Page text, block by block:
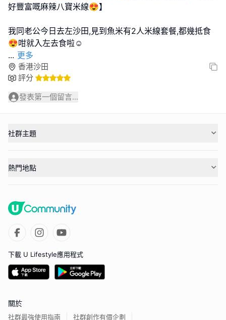
好豐富嘅麻辣八寶米線😍】
我同老公今日去左沙田,見到魚米有2人米線套餐,都幾抵食
... 更多
香港沙田
評分
發表第一個留言...
社群主題
熱門地點
下載 U Lifestyle應用程式
關於
社群最強使用指南 社群創作有價企劃